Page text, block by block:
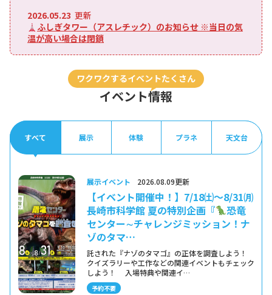
2026.05.23 更新
ふしぎタワー（アスレチック）のお知らせ ※当日の気
温が高い場合は閉鎖
ワクワクするイベントたくさん
イベント情報
すべて 展示 体験 プラネ 天文台
展示イベント 2026.08.09更新
【イベント開催中！】7/18㈯～8/31㈪
長崎市科学館 夏の特別企画『
恐竜
センター∼チャレンジミッション！ナ
ゾのタマ…
託された『ナゾのタマゴ』の正体を調査しよう！
クイズラリーや工作などの関連イベントもチェック
しよう！ 入場特典や関連イ…
予約不要